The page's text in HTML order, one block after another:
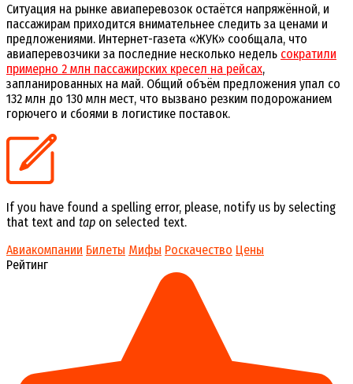
Ситуация на рынке авиаперевозок остаётся напряжённой, и
пассажирам приходится внимательнее следить за ценами и
предложениями. Интернет-газета «ЖУК» сообщала, что
авиаперевозчики за последние несколько недель сократили
примерно 2 млн пассажирских кресел на рейсах,
запланированных на май. Общий объём предложения упал со
132 млн до 130 млн мест, что вызвано резким подорожанием
горючего и сбоями в логистике поставок.
If you have found a spelling error, please, notify us by selecting
that text and tap on selected text.
Авиакомпании Билеты Мифы Роскачество Цены
Рейтинг